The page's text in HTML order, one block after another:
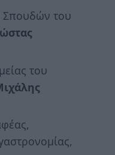
Σπουδών του
του